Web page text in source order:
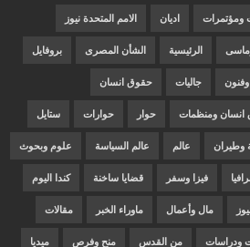
ومؤتمرات اديان الامم المتحدة نيوز
الرئيسية الشأن المصرى بروفايل
وفنون جاليات حقوق انسان
انسان ومنظمات حوار حوارات ستايل
وطيران عالم عالم السياسة علوم وبحوث
فيزا وسفر قضايا ساخنة كندا اليوم
مال وأعمال ماوراء الخبر مقالات
ودراسات من القدس منح وفرص ميديا